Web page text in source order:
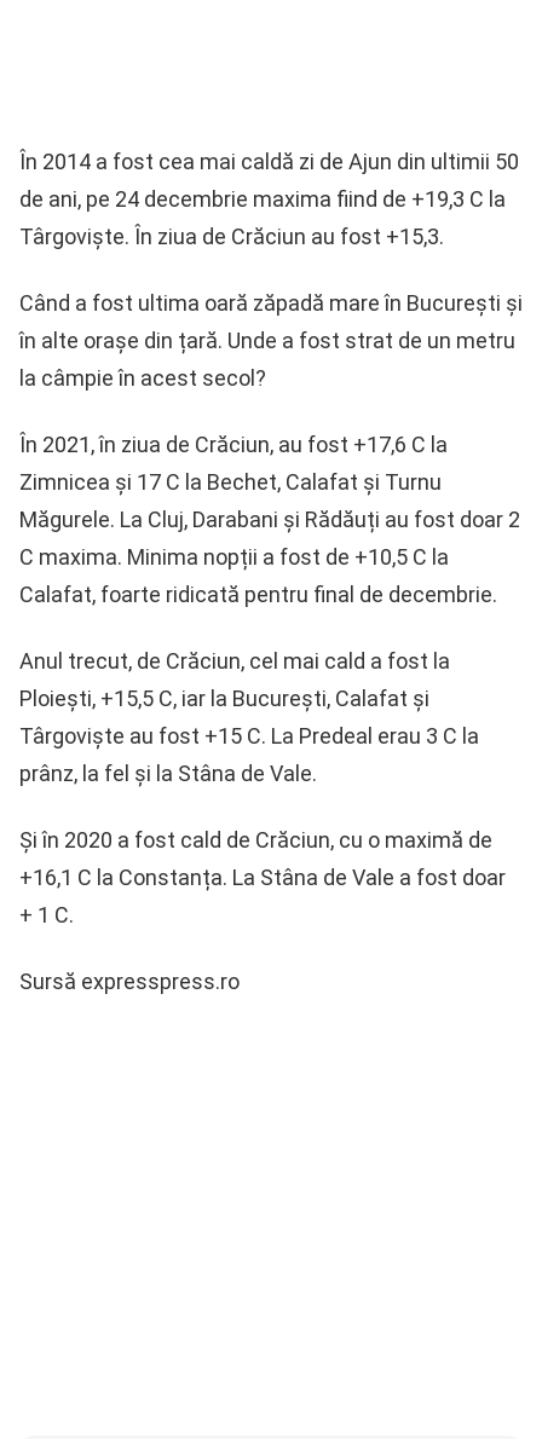
În 2014 a fost cea mai caldă zi de Ajun din ultimii 50
de ani, pe 24 decembrie maxima fiind de +19,3 C la
Târgoviște. În ziua de Crăciun au fost +15,3.
Când a fost ultima oară zăpadă mare în București și
în alte orașe din țară. Unde a fost strat de un metru
la câmpie în acest secol?
În 2021, în ziua de Crăciun, au fost +17,6 C la
Zimnicea și 17 C la Bechet, Calafat și Turnu
Măgurele. La Cluj, Darabani și Rădăuți au fost doar 2
C maxima. Minima nopții a fost de +10,5 C la
Calafat, foarte ridicată pentru final de decembrie.
Anul trecut, de Crăciun, cel mai cald a fost la
Ploiești, +15,5 C, iar la București, Calafat și
Târgoviște au fost +15 C. La Predeal erau 3 C la
prânz, la fel și la Stâna de Vale.
Și în 2020 a fost cald de Crăciun, cu o maximă de
+16,1 C la Constanța. La Stâna de Vale a fost doar
+ 1 C.
Sursă expresspress.ro